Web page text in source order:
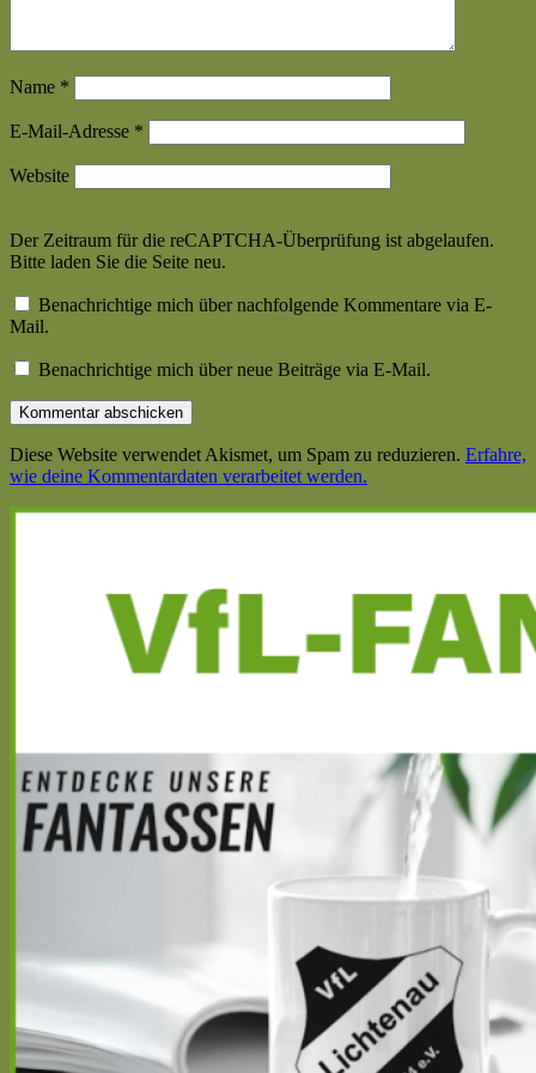
Name *
E-Mail-Adresse *
Website
Der Zeitraum für die reCAPTCHA-Überprüfung ist abgelaufen.
Bitte laden Sie die Seite neu.
Benachrichtige mich über nachfolgende Kommentare via E-
Mail.
Benachrichtige mich über neue Beiträge via E-Mail.
Diese Website verwendet Akismet, um Spam zu reduzieren. Erfahre,
wie deine Kommentardaten verarbeitet werden.
Haupt-